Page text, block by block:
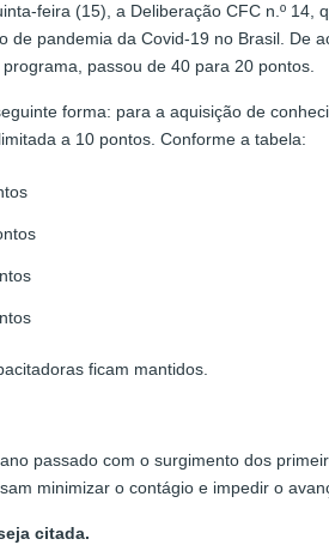
feira (15), a Deliberação CFC n.º
de pandemia da Covid-19 no Brasil.
passou de 40 para 20 pontos.
forma: para a aquisição de
a 10 pontos. Conforme a tabela:
ficam mantidos.
passado com o surgimento dos
minimizar o contágio e impedir o
citada.